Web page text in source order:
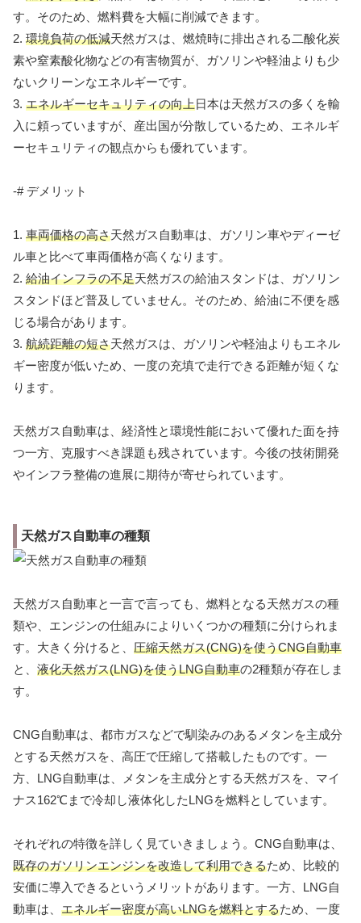
す。そのため、燃料費を大幅に削減できます。
2. 環境負荷の低減天然ガスは、燃焼時に排出される二酸化炭
素や窒素酸化物などの有害物質が、ガソリンや軽油よりも少
ないクリーンなエネルギーです。
3. エネルギーセキュリティの向上日本は天然ガスの多くを輸
入に頼っていますが、産出国が分散しているため、エネルギ
ーセキュリティの観点からも優れています。
-# デメリット
1. 車両価格の高さ天然ガス自動車は、ガソリン車やディーゼ
ル車と比べて車両価格が高くなります。
2. 給油インフラの不足天然ガスの給油スタンドは、ガソリン
スタンドほど普及していません。そのため、給油に不便を感
じる場合があります。
3. 航続距離の短さ天然ガスは、ガソリンや軽油よりもエネル
ギー密度が低いため、一度の充填で走行できる距離が短くな
ります。
天然ガス自動車は、経済性と環境性能において優れた面を持
つ一方、克服すべき課題も残されています。今後の技術開発
やインフラ整備の進展に期待が寄せられています。
天然ガス自動車の種類
天然ガス自動車と一言で言っても、燃料となる天然ガスの種
類や、エンジンの仕組みによりいくつかの種類に分けられま
す。大きく分けると、 圧縮天然ガス(CNG)を使うCNG自動車
と、 液化天然ガス(LNG)を使うLNG自動車の2種類が存在しま
す。
CNG自動車は、都市ガスなどで馴染みのあるメタンを主成分
とする天然ガスを、高圧で圧縮して搭載したものです。一
方、LNG自動車は、メタンを主成分とする天然ガスを、マイ
ナス162℃まで冷却し液体化したLNGを燃料としています。
それぞれの特徴を詳しく見ていきましょう。CNG自動車は、
既存のガソリンエンジンを改造して利用できるため、比較的
安価に導入できるというメリットがあります。一方、LNG自
動車は、 エネルギー密度が高いLNGを燃料とするため、一度